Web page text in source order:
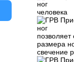
человека
позволяет
размера
свечение